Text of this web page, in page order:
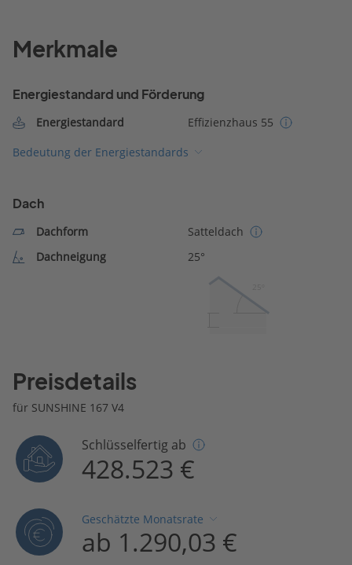
Merkmale
Energiestandard und Förderung
Energiestandard
Effizienzhaus 55
Bedeutung der Energiestandards
Dach
Dachform
Satteldach
Dachneigung
25°
Preisdetails
für SUNSHINE 167 V4
Schlüsselfertig ab
428.523 €
Geschätzte Monatsrate
ab 1.290,03 €